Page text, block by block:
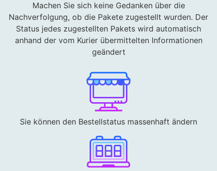
Machen Sie sich keine Gedanken über die
Nachverfolgung, ob die Pakete zugestellt wurden. Der
Status jedes zugestellten Pakets wird automatisch
anhand der vom Kurier übermittelten Informationen
geändert
Sie können den Bestellstatus massenhaft ändern